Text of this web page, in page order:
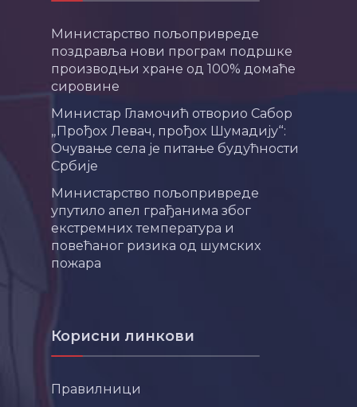
Министарство пољопривреде
поздравља нови програм подршке
производњи хране од 100% домаће
сировине
Министар Гламочић отворио Сабор
„Прођох Левач, прођох Шумадију“:
Очување села је питање будућности
Србије
Министарство пољопривреде
упутило апел грађанима због
екстремних температура и
повећаног ризика од шумских
пожара
Корисни линкови
Правилници